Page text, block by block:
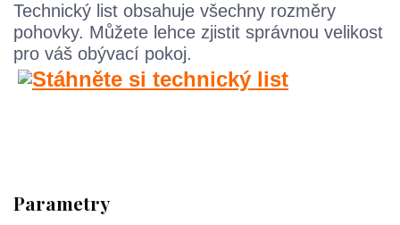
Technický list obsahuje všechny rozměry
pohovky. Můžete lehce zjistit správnou velikost
pro váš obývací pokoj.
Parametry